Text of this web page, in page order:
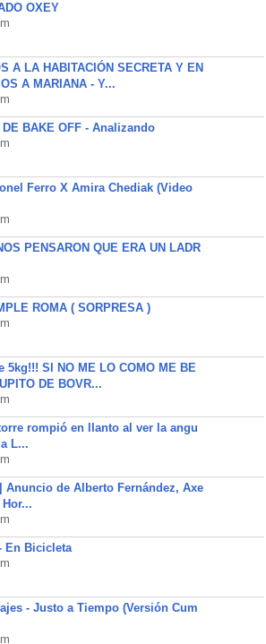
OXEY
A LA HABITACIÓN SECRETA Y EN
A MARIANA - Y...
DE BAKE OFF - Analizando
Ferro X Amira Chediak (Video
PENSARON QUE ERA UN LADR
ROMA ( SORPRESA )
5kg!!! SI NO ME LO COMO ME BE
DE BOVR...
rompió en llanto al ver la angu
L...
Anuncio de Alberto Fernández, Axe
En Bicicleta
- Justo a Tiempo (Versión Cum